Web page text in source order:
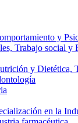
y
Trabajo social y
y Dietética,
en la